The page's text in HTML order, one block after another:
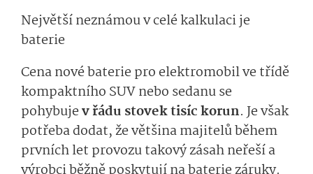
Největší neznámou v celé kalkulaci je
baterie
Cena nové baterie pro elektromobil ve třídě
kompaktního SUV nebo sedanu se
pohybujev řádu stovek tisíc korun. Je však
potřeba dodat, že většina majitelů během
prvních let provozu takový zásah neřeší a